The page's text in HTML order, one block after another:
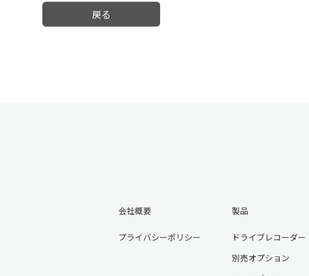
戻る
会社概要
プライバシーポリシー
製品
ドライブレコーダー
別売オプション